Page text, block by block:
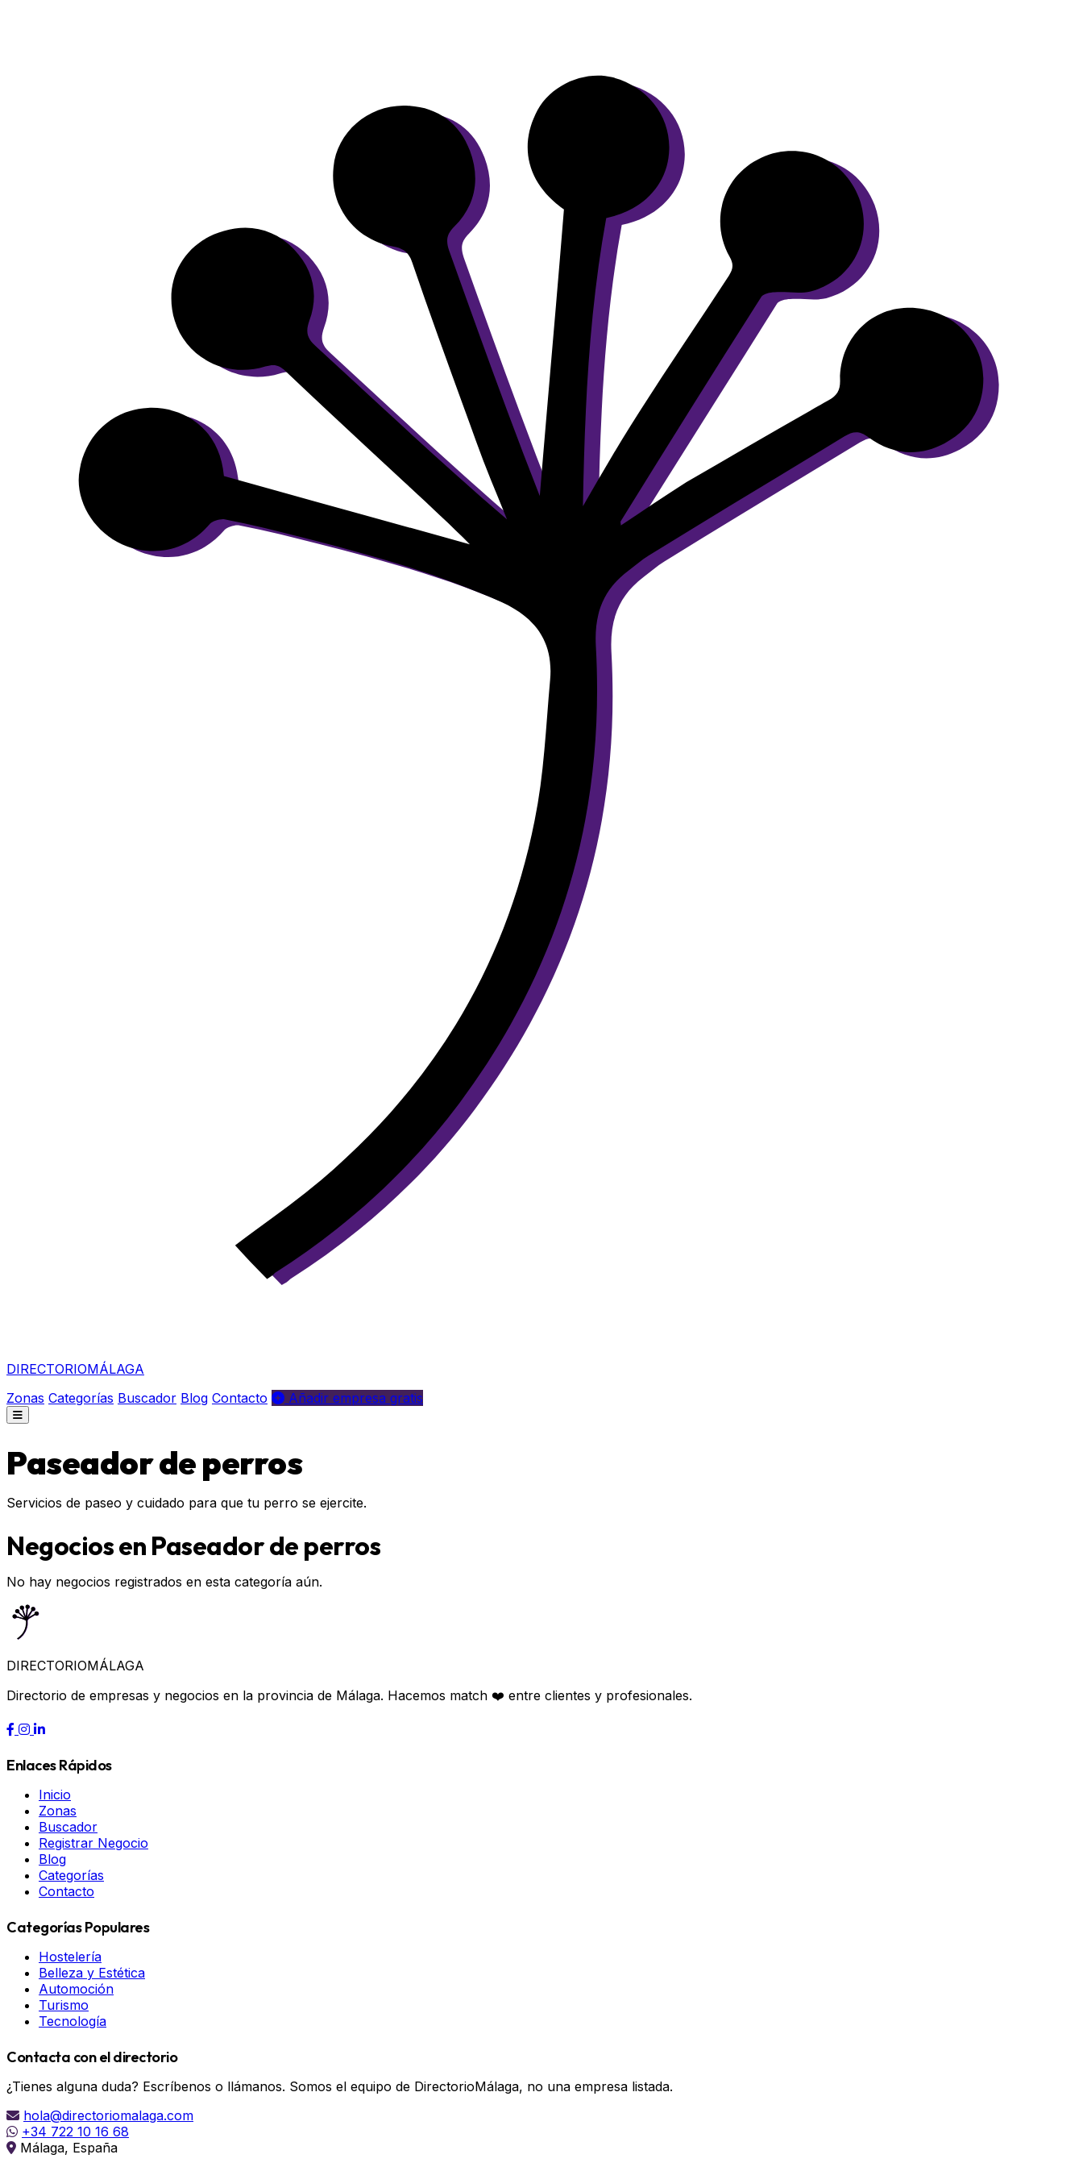
DIRECTORIOMÁLAGA
Zonas Categorías Buscador Blog Contacto Añadir empresa gratis
Paseador de perros
Servicios de paseo y cuidado para que tu perro se ejercite.
Negocios en Paseador de perros
No hay negocios registrados en esta categoría aún.
DIRECTORIOMÁLAGA
Directorio de empresas y negocios en la provincia de Málaga. Hacemos match ❤️ entre clientes y profesionales.
Enlaces Rápidos
Inicio
Zonas
Buscador
Registrar Negocio
Blog
Categorías
Contacto
Categorías Populares
Hostelería
Belleza y Estética
Automoción
Turismo
Tecnología
Contacta con el directorio
¿Tienes alguna duda? Escríbenos o llámanos. Somos el equipo de DirectorioMálaga, no una empresa listada.
hola@directoriomalaga.com
+34 722 10 16 68
Málaga, España